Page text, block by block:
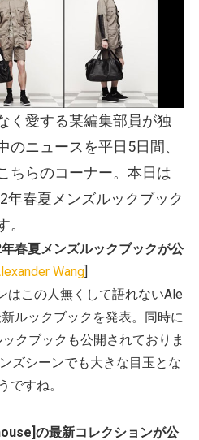
く愛する某編集部員が独
のニュースを平日5日間、
ちらのコーナー。本日は
年春夏メンズルックブック
春夏メンズルックブックが公
Wang]
はこの人無くして語れないAle
ルックブックを発表。同時に
クブックも公開されておりま
ズシーンでも大きな目玉とな
ですね。
の最新コレクションが公